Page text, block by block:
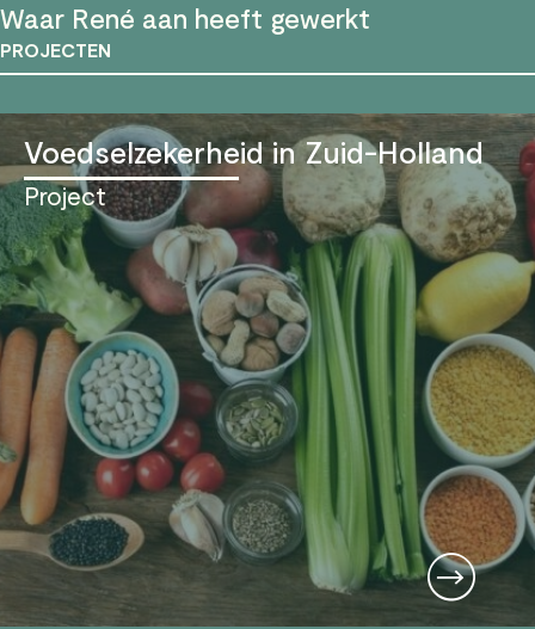
Waar René aan heeft gewerkt
PROJECTEN
Voedselzekerheid in Zuid-Holland
Project